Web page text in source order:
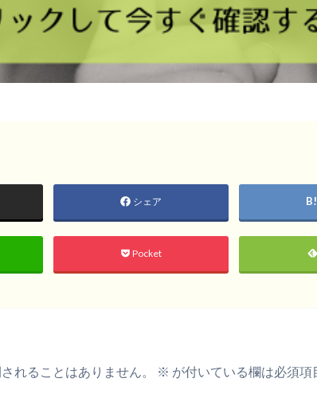
シェア
Pocket
れることはありません。 ※ が付いている欄は必須項